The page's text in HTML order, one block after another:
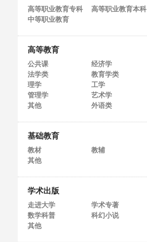
高等职业教育专科
高等职业教育本科
中等职业教育
高等教育
公共课
经济学
法学类
教育学类
理学
工学
管理学
艺术学
其他
外语类
基础教育
教材
教辅
其他
学术出版
走进大学
学术专著
数学科普
科幻小说
其他